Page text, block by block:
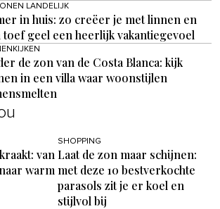
LANDELIJK
in huis: zo creëer je met linnen en
toef geel een heerlijk vakantiegevoel
de zon van de Costa Blanca: kijk
in een villa waar woonstijlen
van
warm
SHOPPING
Laat de zon maar schijnen:
met deze 10 bestverkochte
parasols zit je er koel en
stijlvol bij